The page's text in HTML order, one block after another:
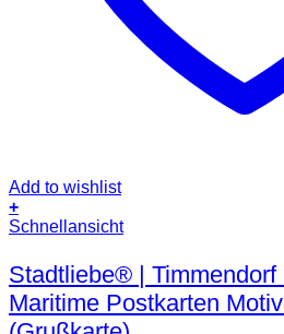
Add to wishlist
+
Schnellansicht
Stadtliebe® |
Maritime Postkarten